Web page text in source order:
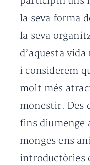
la seva forma
la seva
d’aquesta
i considerem
molt més
monestir. Des
fins diumenge
monges ens
introductòries